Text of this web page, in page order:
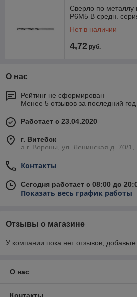
Сверло по металлу
Р6М5 В средн.
Нет в наличии
4,72 руб.
О нас
Рейтинг не сформирован
Менее 5 отзывов за последний год
Работает с 23.04.2020
г. Витебск
а.г. Вороны, ул. Ленинская д. 70/1,
Контакты
Сегодня работает с 08:00 до
Показать весь график работы
Отзывы о магазине
У компании пока нет отзывов,
О нас
Контакты